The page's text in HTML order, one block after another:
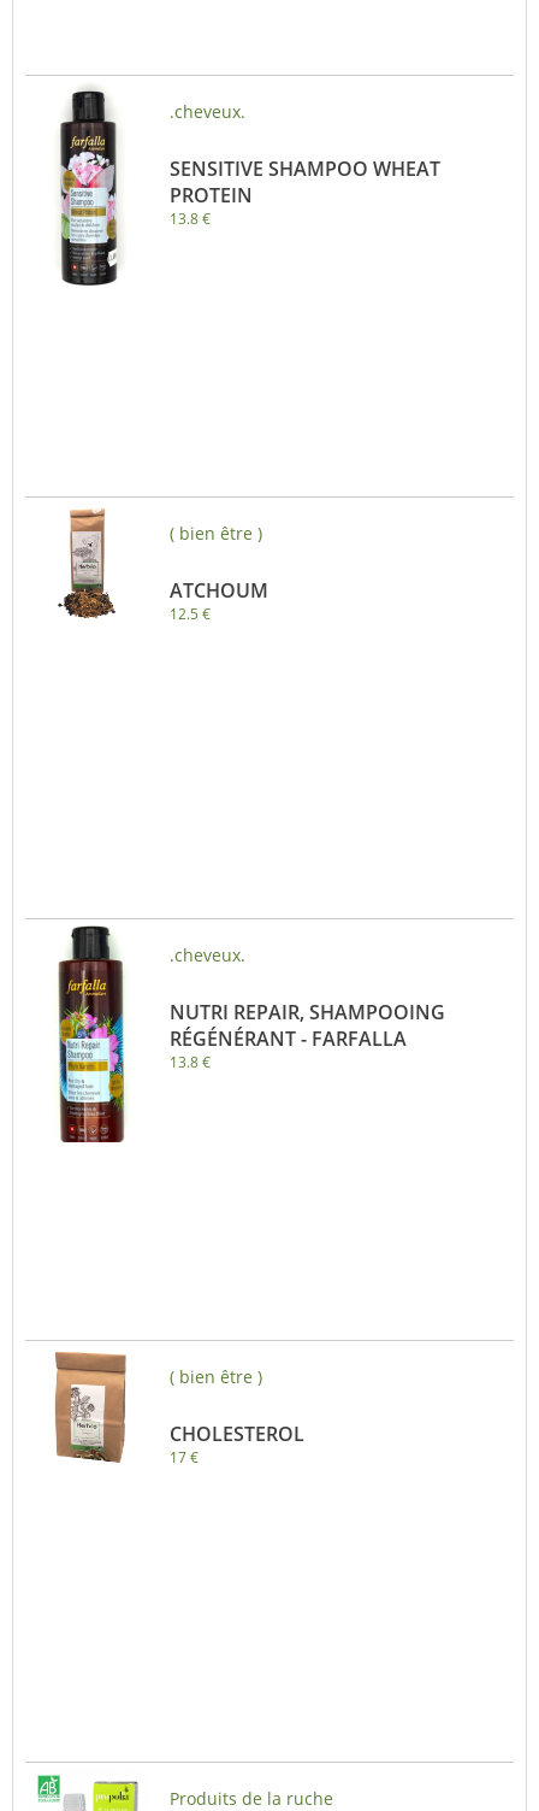
.cheveux.
SENSITIVE SHAMPOO WHEAT
PROTEIN
13.8 €
( bien être )
ATCHOUM
12.5 €
.cheveux.
NUTRI REPAIR, SHAMPOOING
RÉGÉNÉRANT - FARFALLA
13.8 €
( bien être )
CHOLESTEROL
17 €
Produits de la ruche